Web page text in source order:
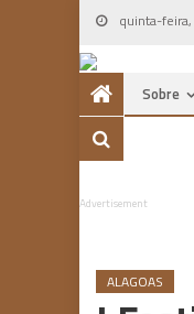
Skip
content
quinta-
Sobre
Advertisement
ALAGOAS